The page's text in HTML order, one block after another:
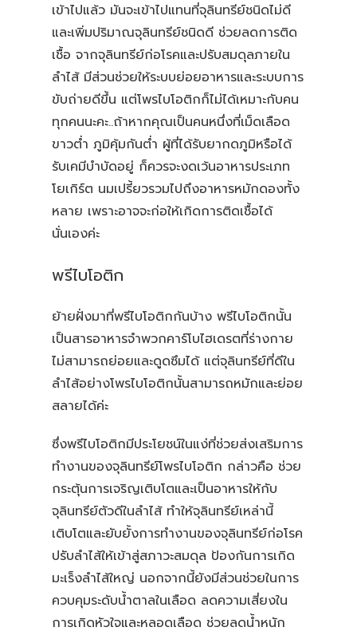
เข้าไปแล้ว มันจะเข้าไปแทนที่จุลินทรีย์ชนิดไม่ดี
และเพิ่มปริมาณจุลินทรีย์ชนิดดี ช่วยลดการติด
เชื้อ จากจุลินทรีย์ก่อโรคและปรับสมดุลภายใน
ลำไส้ มีส่วนช่วยให้ระบบย่อยอาหารและระบบการ
ขับถ่ายดีขึ้น แต่โพรไบโอติกก็ไม่ได้เหมาะกับคน
ทุกคนนะคะ..ถ้าหากคุณเป็นคนหนึ่งที่เม็ดเลือด
ขาวต่ำ ภูมิคุ้มกันต่ำ ผู้ที่ได้รับยากดภูมิหรือได้
รับเคมีบำบัดอยู่ ก็ควรจะงดเว้นอาหารประเภท
โยเกิร์ต นมเปรี้ยวรวมไปถึงอาหารหมักดองทั้ง
หลาย เพราะอาจจะก่อให้เกิดการติดเชื้อได้
นั่นเองค่ะ
พรีไบโอติก
ย้ายฝั่งมาที่พรีไบโอติกกันบ้าง พรีไบโอติกนั้น
เป็นสารอาหารจำพวกคาร์โบไฮเดรตที่ร่างกาย
ไม่สามารถย่อยและดูดซึมได้ แต่จุลินทรีย์ที่ดีใน
ลำไส้อย่างโพรไบโอติกนั้นสามารถหมักและย่อย
สลายได้ค่ะ
ซึ่งพรีไบโอติกมีประโยชน์ในแง่ที่ช่วยส่งเสริมการ
ทำงานของจุลินทรีย์โพรไบโอติก กล่าวคือ ช่วย
กระตุ้นการเจริญเติบโตและเป็นอาหารให้กับ
จุลินทรีย์ตัวดีในลำไส้ ทำให้จุลินทรีย์เหล่านี้
เติบโตและยับยั้งการทำงานของจุลินทรีย์ก่อโรค
ปรับลำไส้ให้เข้าสู่สภาวะสมดุล ป้องกันการเกิด
มะเร็งลำไส้ใหญ่ นอกจากนี้ยังมีส่วนช่วยในการ
ควบคุมระดับน้ำตาลในเลือด ลดความเสี่ยงใน
การเกิดหัวใจและหลอดเลือด ช่วยลดน้ำหนัก